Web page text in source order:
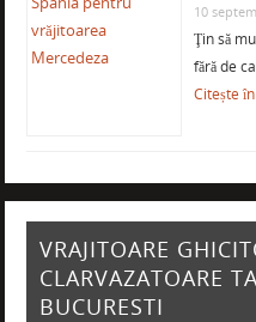
10
Ţin să
fără de
Citește
VRAJITOARE
CLARVAZATOARE
BUCURESTI